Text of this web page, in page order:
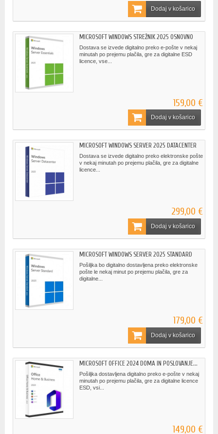
Dodaj v košarico
MICROSOFT WINDOWS STREŽNIK 2025 OSNOVNO
Dostava se izvede digitalno preko e-pošte v nekaj
minutah po prejemu plačila, gre za digitalne ESD
licence, vse...
159,00 €
Dodaj v košarico
MICROSOFT WINDOWS SERVER 2025 DATACENTER
Dostava se izvede digitalno preko elektronske pošte
v nekaj minutah po prejemu plačila, gre za digitalne
licence...
299,00 €
Dodaj v košarico
MICROSOFT WINDOWS SERVER 2025 STANDARD
Pošiljka bo digitalno dostavljena preko elektronske
pošte le nekaj minut po prejemu plačila, gre za
digitalne...
179,00 €
Dodaj v košarico
MICROSOFT OFFICE 2024 DOMA IN POSLOVANJE...
Pošiljka dostavljena digitalno preko e-pošte v nekaj
minutah po prejemu plačila, gre za digitalne licence
ESD, vsi...
149,00 €